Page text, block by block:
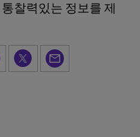
찰력있는 정보를 제